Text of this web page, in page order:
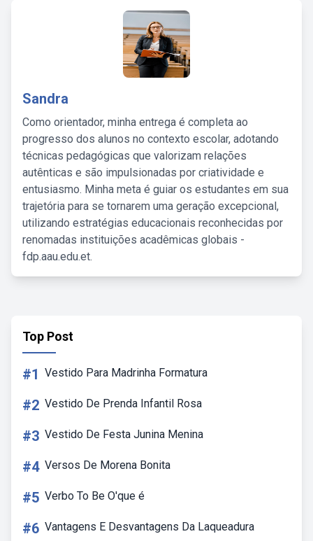
Sandra
Como orientador, minha entrega é completa ao
progresso dos alunos no contexto escolar, adotando
técnicas pedagógicas que valorizam relações
autênticas e são impulsionadas por criatividade e
entusiasmo. Minha meta é guiar os estudantes em sua
trajetória para se tornarem uma geração excepcional,
utilizando estratégias educacionais reconhecidas por
renomadas instituições acadêmicas globais -
fdp.aau.edu.et.
Top Post
#1 Vestido Para Madrinha Formatura
#2 Vestido De Prenda Infantil Rosa
#3 Vestido De Festa Junina Menina
#4 Versos De Morena Bonita
#5 Verbo To Be O'que é
#6 Vantagens E Desvantagens Da Laqueadura